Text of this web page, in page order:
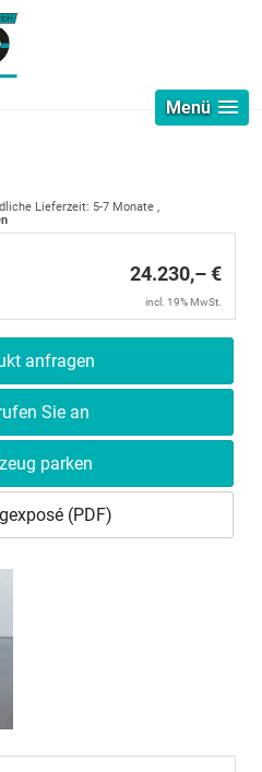
Menü
Lieferzeit: 5-7 Monate ,
24.230,– €
incl. 19% MwSt.
anfragen
Sie an
parken
(PDF)